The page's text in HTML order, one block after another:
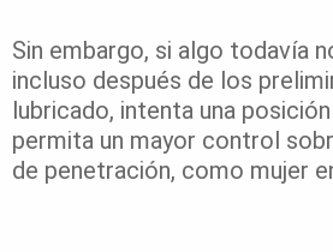
Sin embargo, si algo todavía
incluso después de los
lubricado, intenta una
permita un mayor control
de penetración, como mujer